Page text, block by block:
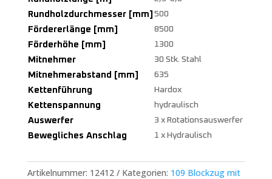
Rundholzdurchmesser [mm] 500
Fördererlänge [mm] 8500
Förderhöhe [mm] 1300
Mitnehmer 30 Stk. Stahl
Mitnehmerabstand [mm] 635
Kettenführung Hardox
Kettenspannung hydraulisch
Auswerfer 3 x Rotationsauswerfer
Bewegliches Anschlag 1 x Hydraulisch
Artikelnummer: 12412 Kategorien: 109 Blockzug mit